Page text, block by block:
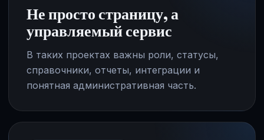
Не просто страницу, а
управляемый сервис
В таких проектах важны роли, статусы,
справочники, отчеты, интеграции и
понятная административная часть.